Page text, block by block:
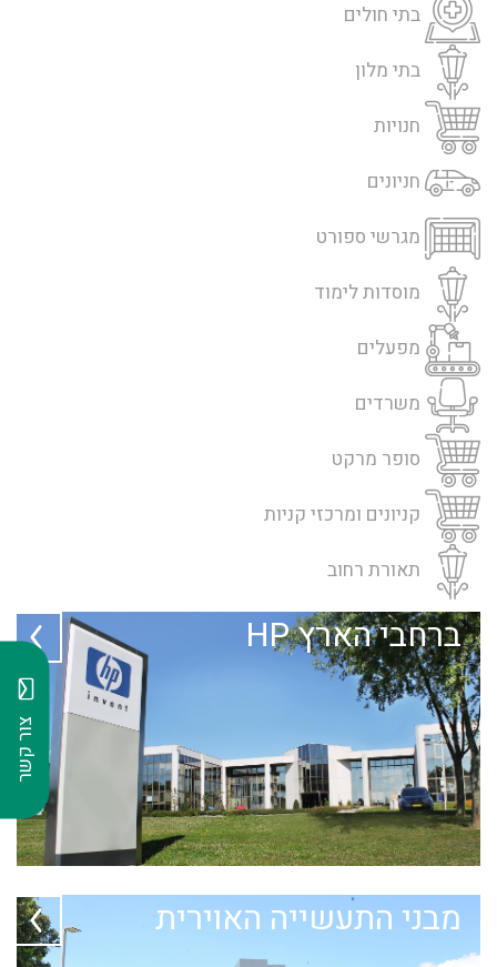
צור קשר
בתי חולים
בתי מלון
חנויות
חניונים
מגרשי ספורט
מוסדות לימוד
מפעלים
משרדים
סופר מרקט
קניונים ומרכזי קניות
תאורת רחוב
ברחבי הארץ HP
מבני התעשייה האוירית